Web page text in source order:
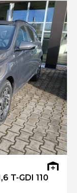
T-GDI 110